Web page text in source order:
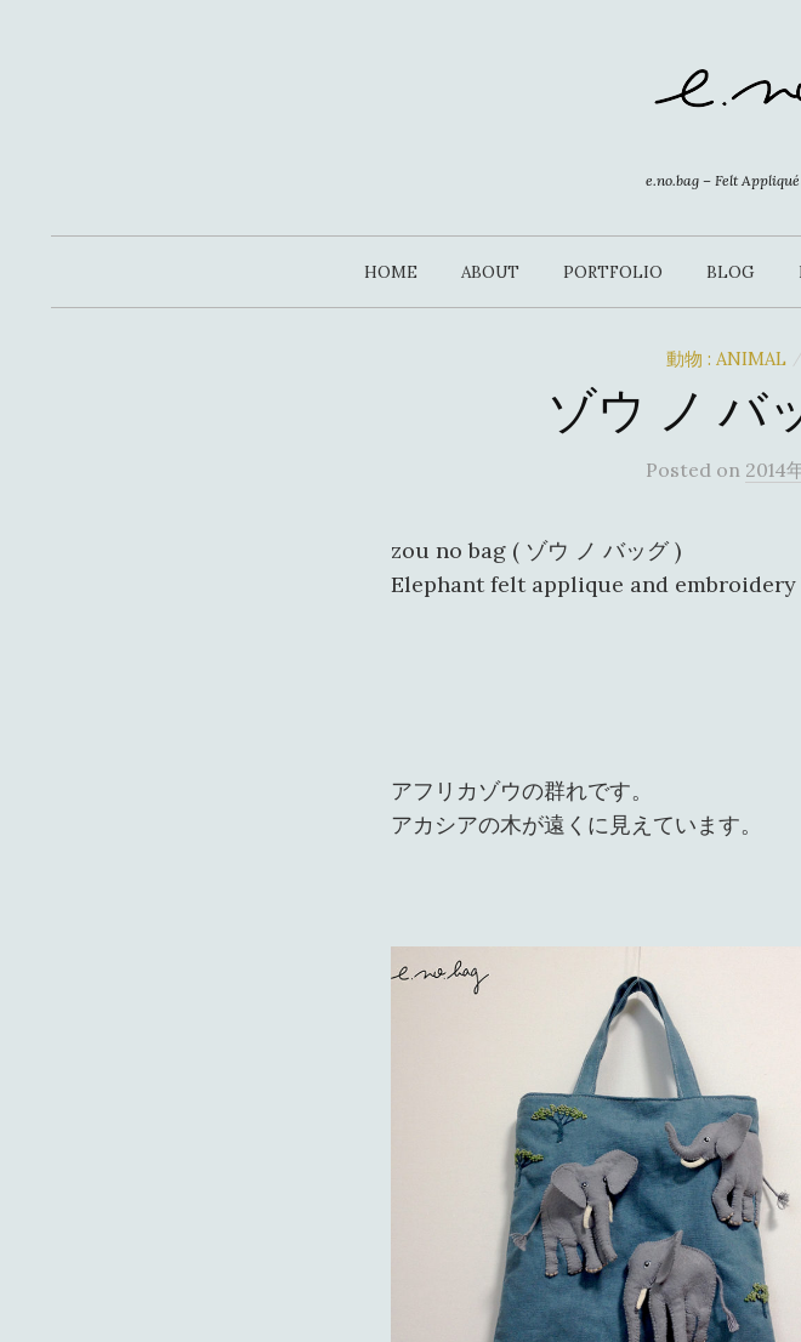
e.no.bag – Felt
HOME ABOUT PORTFOLIO BLOG
動物 : ANIMAL /
ゾウ ノ バ
Posted on 2014
zou no bag ( ゾウ ノ バッグ )
Elephant felt applique and embroidery
アフリカゾウの群れです。
アカシアの木が遠くに見えています。